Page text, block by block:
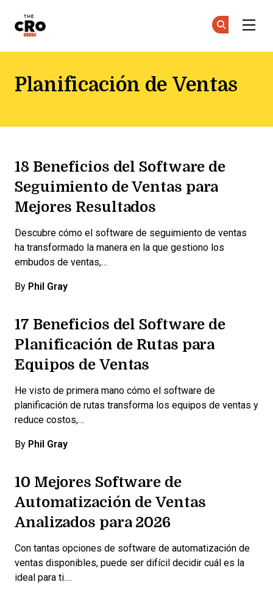
Planificación de Ventas
18 Beneficios del Software de
Seguimiento de Ventas para
Mejores Resultados
Descubre cómo el software de seguimiento de ventas
ha transformado la manera en la que gestiono los
embudos de ventas,…
By Phil Gray
17 Beneficios del Software de
Planificación de Rutas para
Equipos de Ventas
He visto de primera mano cómo el software de
planificación de rutas transforma los equipos de ventas y
reduce costos,…
By Phil Gray
10 Mejores Software de
Automatización de Ventas
Analizados para 2026
Con tantas opciones de software de automatización de
ventas disponibles, puede ser difícil decidir cuál es la
ideal para ti.…